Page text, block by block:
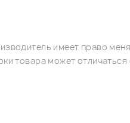
имеет право
товара может отличаться